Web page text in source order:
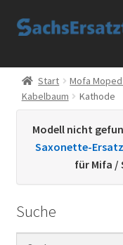
Zur
Zum
Start
AGB
Datenschutzerklärung
Kontakt
Start Mofa
Kabelbaum
Kathode
Modell nicht
Saxonette-
für Mifa /
Suche